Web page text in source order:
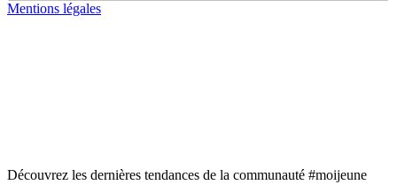
Mentions légales
Découvrez les dernières tendances de la communauté #moijeune